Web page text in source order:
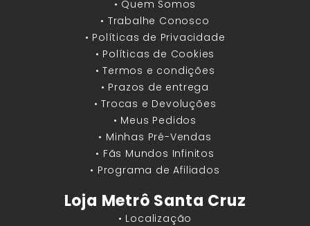
• Quem Somos
• Trabalhe Conosco
• Políticas de Privacidade
• Políticas de Cookies
• Termos e condições
• Prazos de entrega
• Trocas e Devoluções
• Meus Pedidos
• Minhas Pré-Vendas
• Fãs Mundos Infinitos
• Programa de Afiliados
Loja Metrô Santa Cruz
• Localização